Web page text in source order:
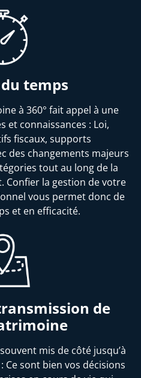
temps
à 360° fait appel à une
et connaissances : Loi,
fiscaux, supports
des changements majeurs
tout au long de la
Confier la gestion de votre
vous permet donc de
et en efficacité.
de
mis de côté jusqu’à
sont bien vos décisions